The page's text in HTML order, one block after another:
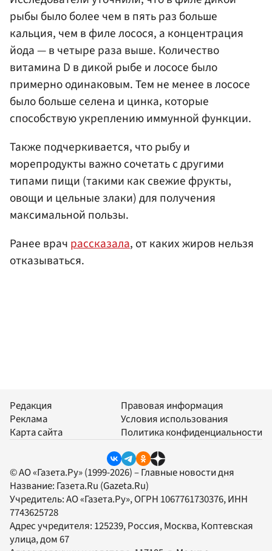
рыбы было более чем в пять раз больше
кальция, чем в филе лосося, а концентрация
йода — в четыре раза выше. Количество
витамина D в дикой рыбе и лососе было
примерно одинаковым. Тем не менее в лососе
было больше селена и цинка, которые
способствую укреплению иммунной функции.
Также подчеркивается, что рыбу и
морепродукты важно сочетать с другими
типами пищи (такими как свежие фрукты,
овощи и цельные злаки) для получения
максимальной пользы.
Ранее врач рассказала, от каких жиров нельзя
отказываться.
Редакция
Реклама
Карта сайта
Правовая информация
Условия использования
Политика конфиденциальности
© АО «Газета.Ру» (1999-2026) – Главные новости дня
Название: Газета.Ru (Gazeta.Ru)
Учредитель:АО «Газета.Ру», ОГРН 1067761730376, ИНН
7743625728
Адрес учредителя: 125239, Россия, Москва, Коптевская
улица, дом 67